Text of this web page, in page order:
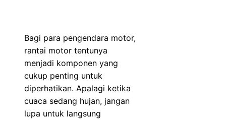
Bagi para pengendara motor,
rantai motor tentunya
menjadi komponen yang
cukup penting untuk
diperhatikan. Apalagi ketika
cuaca sedang hujan, jangan
lupa untuk langsung